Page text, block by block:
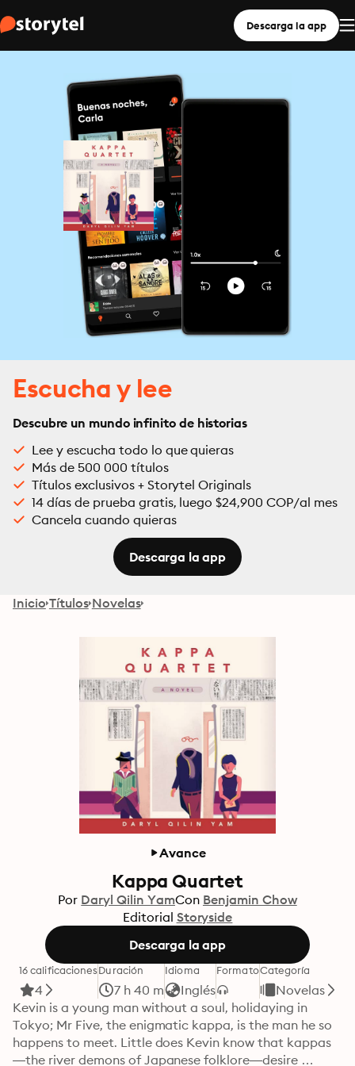
Descarga la app
Escucha y lee
Descubre un mundo infinito de historias
Lee y escucha todo lo que quieras
Más de 500 000 títulos
Títulos exclusivos + Storytel Originals
14 días de prueba gratis, luego $24,900 COP/al mes
Cancela cuando quieras
Descarga la app
Inicio Títulos Novelas
Avance
Kappa Quartet
Por Daryl Qilin YamCon Benjamin Chow
Editorial Storyside
Descarga la app
16 calificaciones
4
Duración
7 h 40 m
Idioma
Inglés
FormatoCategoría
Novelas
Kevin is a young man without a soul, holidaying in
Tokyo; Mr Five, the enigmatic kappa, is the man he so
happens to meet. Little does Kevin know that kappas
—the river demons of Japanese folklore—desire